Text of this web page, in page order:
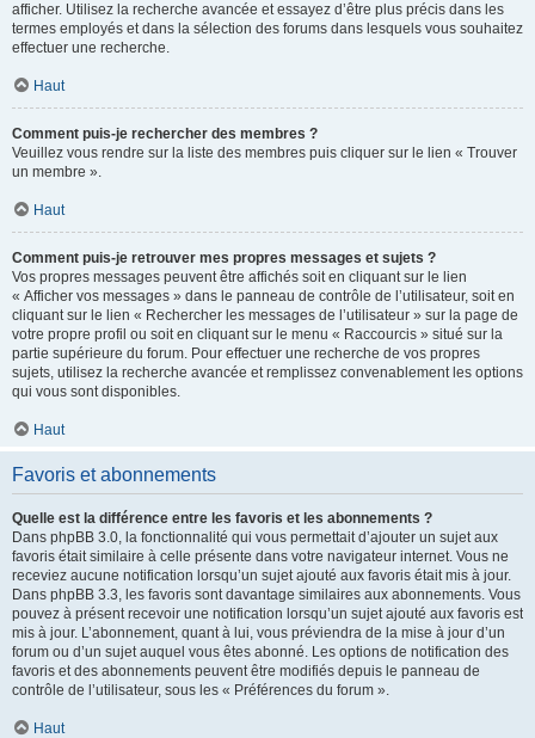
afficher. Utilisez la recherche avancée et essayez d’être plus précis dans les
termes employés et dans la sélection des forums dans lesquels vous souhaitez
effectuer une recherche.
Haut
Comment puis-je rechercher des membres ?
Veuillez vous rendre sur la liste des membres puis cliquer sur le lien « Trouver
un membre ».
Haut
Comment puis-je retrouver mes propres messages et sujets ?
Vos propres messages peuvent être affichés soit en cliquant sur le lien
« Afficher vos messages » dans le panneau de contrôle de l’utilisateur, soit en
cliquant sur le lien « Rechercher les messages de l’utilisateur » sur la page de
votre propre profil ou soit en cliquant sur le menu « Raccourcis » situé sur la
partie supérieure du forum. Pour effectuer une recherche de vos propres
sujets, utilisez la recherche avancée et remplissez convenablement les options
qui vous sont disponibles.
Haut
Favoris et abonnements
Quelle est la différence entre les favoris et les abonnements ?
Dans phpBB 3.0, la fonctionnalité qui vous permettait d’ajouter un sujet aux
favoris était similaire à celle présente dans votre navigateur internet. Vous ne
receviez aucune notification lorsqu’un sujet ajouté aux favoris était mis à jour.
Dans phpBB 3.3, les favoris sont davantage similaires aux abonnements. Vous
pouvez à présent recevoir une notification lorsqu’un sujet ajouté aux favoris est
mis à jour. L’abonnement, quant à lui, vous préviendra de la mise à jour d’un
forum ou d’un sujet auquel vous êtes abonné. Les options de notification des
favoris et des abonnements peuvent être modifiés depuis le panneau de
contrôle de l’utilisateur, sous les « Préférences du forum ».
Haut